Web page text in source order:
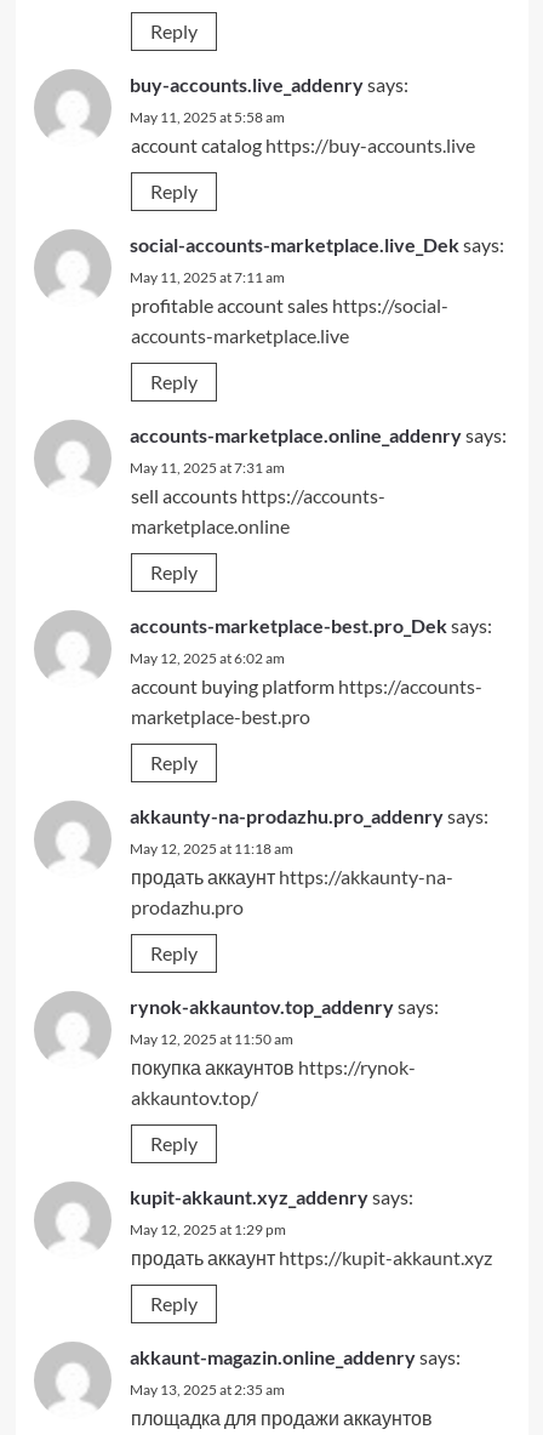
Reply
buy-accounts.live_addenrysays:
May 11, 2025 at 5:58 am
account catalog https://buy-accounts.live
Reply
social-accounts-marketplace.live_Deksays:
May 11, 2025 at 7:11 am
profitable account sales https://social-
accounts-marketplace.live
Reply
accounts-marketplace.online_addenrysays:
May 11, 2025 at 7:31 am
sell accounts https://accounts-
marketplace.online
Reply
accounts-marketplace-best.pro_Deksays:
May 12, 2025 at 6:02 am
account buying platform https://accounts-
marketplace-best.pro
Reply
akkaunty-na-prodazhu.pro_addenrysays:
May 12, 2025 at 11:18 am
продать аккаунт https://akkaunty-na-
prodazhu.pro
Reply
rynok-akkauntov.top_addenrysays:
May 12, 2025 at 11:50 am
покупка аккаунтов https://rynok-
akkauntov.top/
Reply
kupit-akkaunt.xyz_addenrysays:
May 12, 2025 at 1:29 pm
продать аккаунт https://kupit-akkaunt.xyz
Reply
akkaunt-magazin.online_addenrysays:
May 13, 2025 at 2:35 am
площадка для продажи аккаунтов